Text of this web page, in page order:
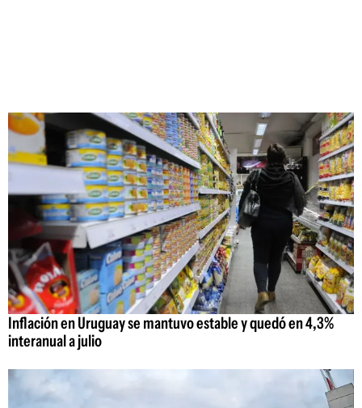
Inflación en Uruguay se mantuvo estable y quedó en 4,3%
interanual a julio